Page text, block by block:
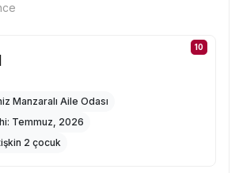
10
Manzaralı Aile Odası
Temmuz, 2026
2 çocuk